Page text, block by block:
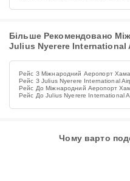
Більше Рекомендовано
Julius Nyerere International
Рейс З Міжнародний Аеропорт
Рейс З Julius Nyerere International
Рейс До Міжнародний Аеропорт
Рейс До Julius Nyerere International
Чому варто